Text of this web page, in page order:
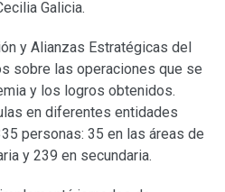
Galicia.
y Alianzas Estratégicas del
sobre las operaciones que se
y los logros obtenidos.
en diferentes entidades
personas: 35 en las áreas de
y 239 en secundaria.